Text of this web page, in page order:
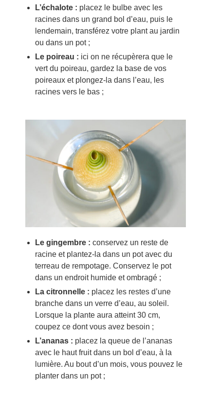
L’échalote : placez le bulbe avec les
racines dans un grand bol d’eau, puis le
lendemain, transférez votre plant au jardin
ou dans un pot ;
Le poireau : ici on ne récupèrera que le
vert du poireau, gardez la base de vos
poireaux et plongez-la dans l’eau, les
racines vers le bas ;
Le gingembre : conservez un reste de
racine et plantez-la dans un pot avec du
terreau de rempotage. Conservez le pot
dans un endroit humide et ombragé ;
La citronnelle : placez les restes d’une
branche dans un verre d’eau, au soleil.
Lorsque la plante aura atteint 30 cm,
coupez ce dont vous avez besoin ;
L’ananas : placez la queue de l’ananas
avec le haut fruit dans un bol d’eau, à la
lumière. Au bout d’un mois, vous pouvez le
planter dans un pot ;